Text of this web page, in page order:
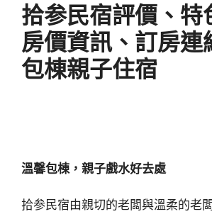
拾参民宿評價、特
房價資訊、訂房連
包棟親子住宿
溫馨包棟，親子戲水好去處
拾参民宿由親切的老闆與溫柔的老